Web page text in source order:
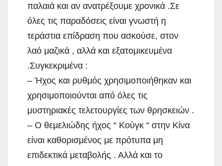
παλαιά και αν ανατρέξουμε χρονικά .Σε
όλες τις παραδόσεις είναι γνωστή η
τεράστια επίδραση που ασκούσε, στον
λαό μαζικά , αλλά και εξατομικευμένα
.Συγκεκριμένα :
– Ήχος και ρυθμός χρησιμοποιήθηκαν και
χρησιμοποιούνται από όλες τις
μυστηριακές τελετουργίες των θρησκειών .
– Ο θεμελιώδης ήχος “ Κούγκ “ στην Κίνα
είναι καθορισμένος με πρότυπα μη
επιδεκτικά μεταβολής . Αλλά και το